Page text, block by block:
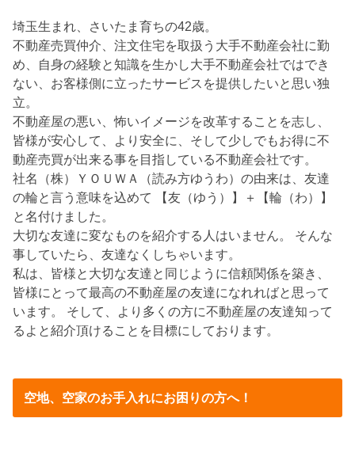
埼玉生まれ、さいたま育ちの42歳。
不動産売買仲介、注文住宅を取扱う大手不動産会社に勤
め、自身の経験と知識を生かし大手不動産会社ではでき
ない、お客様側に立ったサービスを提供したいと思い独
立。
不動産屋の悪い、怖いイメージを改革することを志し、
皆様が安心して、より安全に、そして少しでもお得に不
動産売買が出来る事を目指している不動産会社です。
社名（株）ＹＯＵＷＡ（読み方ゆうわ）の由来は、友達
の輪と言う意味を込めて 【友（ゆう）】＋【輪（わ）】
と名付けました。
大切な友達に変なものを紹介する人はいません。 そんな
事していたら、友達なくしちゃいます。
私は、皆様と大切な友達と同じように信頼関係を築き、
皆様にとって最高の不動産屋の友達になれればと思って
います。 そして、より多くの方に不動産屋の友達知って
るよと紹介頂けることを目標にしております。
空地、空家のお手入れにお困りの方へ！